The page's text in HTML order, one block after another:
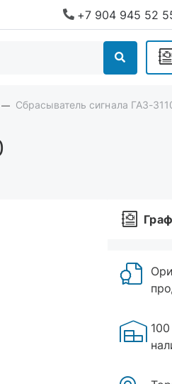
+7 904 945 52
Сбрасыватель сигнала ГАЗ-